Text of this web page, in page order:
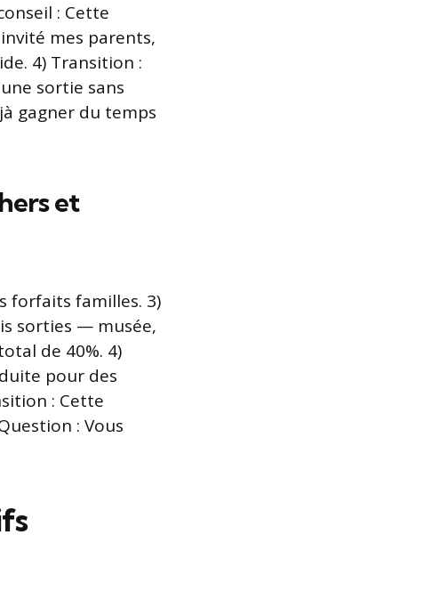
: Cette
mes parents,
4) Transition :
sortie sans
gagner du temps
et
forfaits familles. 3)
sorties — musée,
de 40%. 4)
pour des
: Cette
: Vous